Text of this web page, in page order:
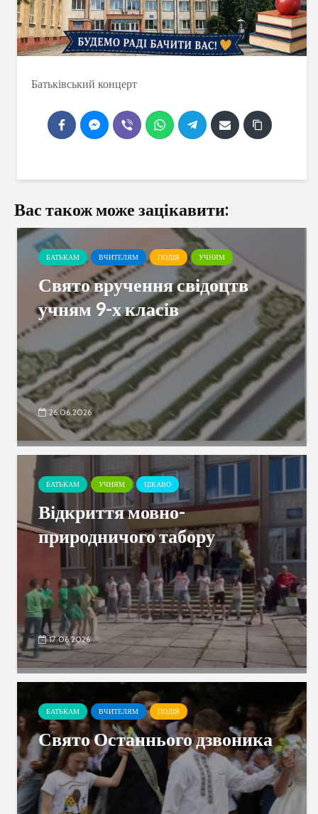
Батьківський концерт
Вас також може зацікавити:
БАТЬКАМ ВЧИТЕЛЯМ ПОДІЯ УЧНЯМ
Свято вручення свідоцтв
учням 9-х класів
26.06.2026
БАТЬКАМ УЧНЯМ ЦІКАВО
Відкриття мовно-
природничого табору
17.06.2026
БАТЬКАМ ВЧИТЕЛЯМ ПОДІЯ
Свято Останнього дзвоника